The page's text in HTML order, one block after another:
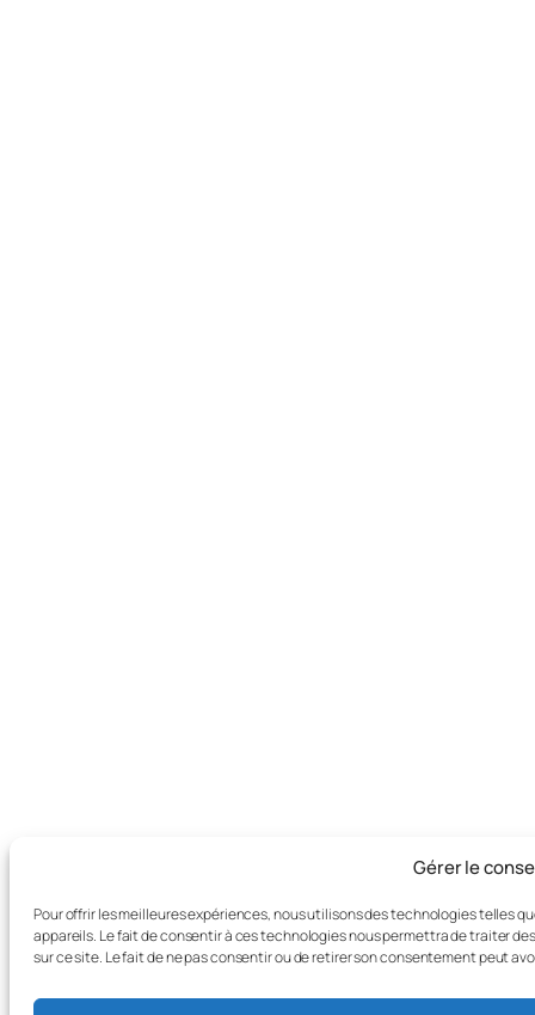
Gérer le
Pour offrir les meilleures expériences, nous utilisons des technologies telles
appareils. Le fait de consentir à ces technologies nous permettra de traiter
sur ce site. Le fait de ne pas consentir ou de retirer son consentement peut